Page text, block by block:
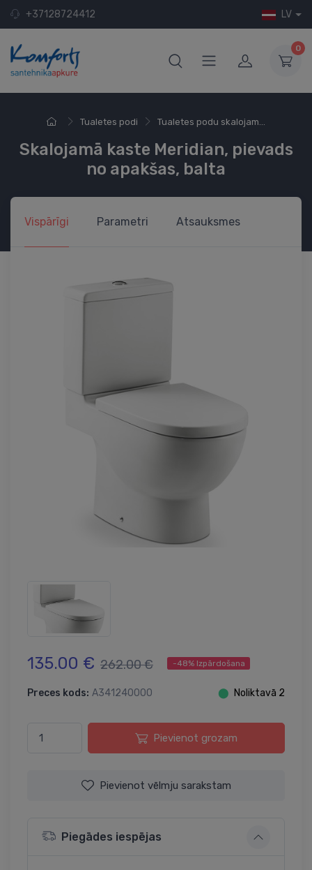
+37128724412 LV
0
Tualetes podi Tualetes podu skalojam...
Skalojamā kaste Meridian, pievads
no apakšas, balta
Vispārīgi Parametri Atsauksmes
135.00 € 262.00 € -48% Izpārdošana
Preces kods: A341240000 ⬤ Noliktavā 2
Pievienot grozam
Pievienot vēlmju sarakstam
Piegādes iespējas